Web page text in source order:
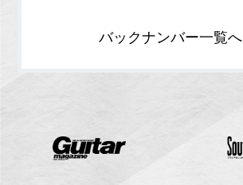
バックナンバー一覧へ